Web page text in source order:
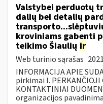
Valstybei perduotų
dalių bei detalių
kroviniams gabenti
teikimo Šiaulių ir
Web turinio sąrašas
INFORMACIJA APIE
pirkimai I. PERKANČIOJI
KONTAKTINIAI
organizacijos